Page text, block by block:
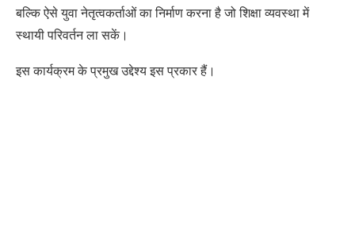
बल्कि ऐसे युवा नेतृत्वकर्ताओं का निर्माण करना है जो शिक्षा व्यवस्था में
स्थायी परिवर्तन ला सकें।
इस कार्यक्रम के प्रमुख उद्देश्यइस प्रकार हैं।